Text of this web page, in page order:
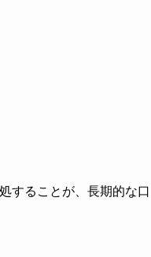
することが、長期的な口